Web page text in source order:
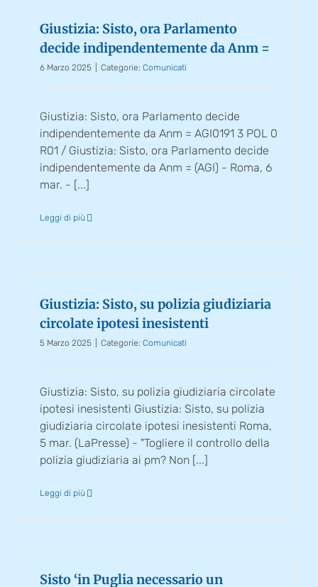
Giustizia: Sisto, ora Parlamento
decide indipendentemente da Anm =
6 Marzo 2025 Categorie: Comunicati
Giustizia: Sisto, ora Parlamento decide
indipendentemente da Anm = AGI0191 3 POL 0
R01 / Giustizia: Sisto, ora Parlamento decide
indipendentemente da Anm = (AGI) - Roma, 6
mar. - [...]
Leggi di più
Giustizia: Sisto, su polizia giudiziaria
circolate ipotesi inesistenti
5 Marzo 2025 Categorie: Comunicati
Giustizia: Sisto, su polizia giudiziaria circolate
ipotesi inesistenti Giustizia: Sisto, su polizia
giudiziaria circolate ipotesi inesistenti Roma,
5 mar. (LaPresse) - "Togliere il controllo della
polizia giudiziaria ai pm? Non [...]
Leggi di più
Sisto ‘in Puglia necessario un